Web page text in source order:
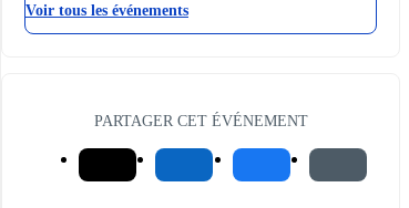
Voir tous les événements
PARTAGER CET ÉVÉNEMENT